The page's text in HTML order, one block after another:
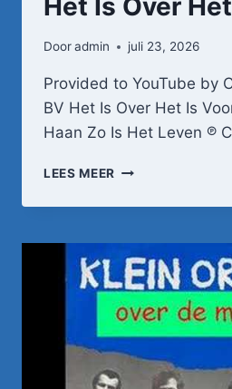
Dooradmin juli 23, 2026
Provided to YouTube by
BV Het Is Over Het Is
Haan Zo Is Het Leven ℗
LEES MEER HET
OVER
IS
VOORBIJ